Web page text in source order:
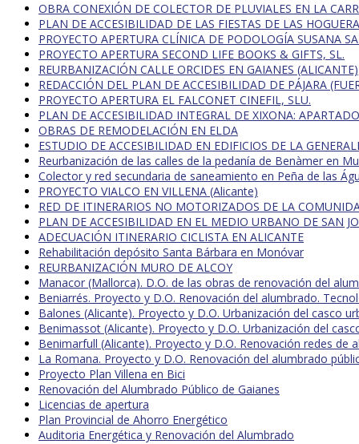
OBRA CONEXIÓN DE COLECTOR DE PLUVIALES EN LA
PLAN DE ACCESIBILIDAD DE LAS FIESTAS DE LAS
PROYECTO APERTURA CLÍNICA DE PODOLOGÍA SUSANA
PROYECTO APERTURA SECOND LIFE BOOKS & GIFTS, SL.
REURBANIZACIÓN CALLE ORCIDES EN GAIANES (ALICANTE)
REDACCIÓN DEL PLAN DE ACCESIBILIDAD DE PÁJARA
PROYECTO APERTURA EL FALCONET CINEFIL, SLU.
PLAN DE ACCESIBILIDAD INTEGRAL DE XIXONA:
OBRAS DE REMODELACIÓN EN ELDA
ESTUDIO DE ACCESIBILIDAD EN EDIFICIOS DE LA
Reurbanización de las calles de la pedanía de Benàmer en
Colector y red secundaria de saneamiento en Peña de las
PROYECTO VIALCO EN VILLENA (Alicante)
RED DE ITINERARIOS NO MOTORIZADOS DE LA
PLAN DE ACCESIBILIDAD EN EL MEDIO URBANO DE SAN
ADECUACIÓN ITINERARIO CICLISTA EN ALICANTE
Rehabilitación depósito Santa Bárbara en Monóvar
REURBANIZACIÓN MURO DE ALCOY
Manacor (Mallorca). D.O. de las obras de renovación del
Beniarrés. Proyecto y D.O. Renovación del alumbrado.
Balones (Alicante). Proyecto y D.O. Urbanización del casco
Benimassot (Alicante). Proyecto y D.O. Urbanización del
Benimarfull (Alicante). Proyecto y D.O. Renovación redes de
La Romana. Proyecto y D.O. Renovación del alumbrado
Proyecto Plan Villena en Bici
Renovación del Alumbrado Público de Gaianes
Licencias de apertura
Plan Provincial de Ahorro Energético
Auditoria Energética y Renovación del Alumbrado